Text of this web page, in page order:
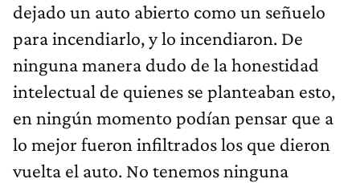
dejado un auto abierto como un señuelo
para incendiarlo, y lo incendiaron. De
ninguna manera dudo de la honestidad
intelectual de quienes se planteaban esto,
en ningún momento podían pensar que a
lo mejor fueron infiltrados los que dieron
vuelta el auto. No tenemos ninguna